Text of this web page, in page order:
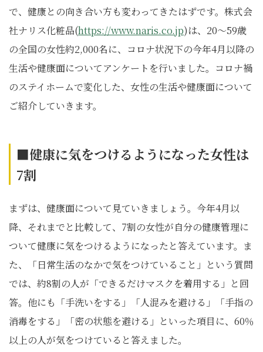
で、健康との向き合い方も変わってきたはずです。株式会
社ナリス化粧品(https://www.naris.co.jp)は、20〜59歳
の全国の女性約2,000名に、コロナ状況下の今年4月以降の
生活や健康面についてアンケートを行いました。コロナ禍
のステイホームで変化した、女性の生活や健康面について
ご紹介していきます。
■健康に気をつけるようになった女性は
7割
まずは、健康面について見ていきましょう。今年4月以
降、それまでと比較して、7割の女性が自分の健康管理に
ついて健康に気をつけるようになったと答えています。ま
た、「日常生活のなかで気をつけていること」という質問
では、約8割の人が「できるだけマスクを着用する」と回
答。他にも「手洗いをする」「人混みを避ける」「手指の
消毒をする」「密の状態を避ける」といった項目に、60％
以上の人が気をつけていると答えました。